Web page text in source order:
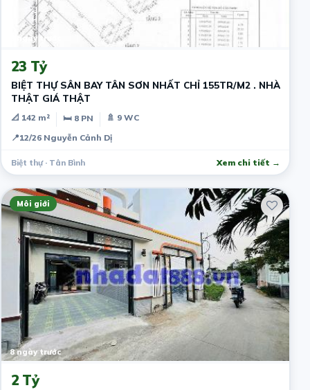
8 ngày trước
23 Tỷ
BIỆT THỰ SÂN BAY TÂN SƠN NHẤT CHỈ 155TR/M2 . NHÀ
THẬT GIÁ THẬT
📐 142 m² 🛏 8 PN
🚿 9 WC
📍12/26 Nguyễn Cảnh Dị
Biệt thự · Tân Bình Xem chi tiết →
Môi giới
8 ngày trước
2 Tỷ